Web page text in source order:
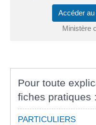
Accéder
Ministère
Pour toute
fiches pratiques :
PARTICULIERS